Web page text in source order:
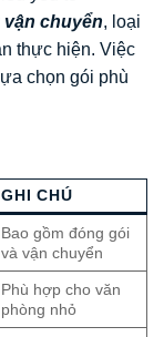
chuyển, loại
thực hiện. Việc
chọn gói phù
GHI CHÚ
Bao gồm đóng gói
và vận chuyển
Phù hợp cho văn
phòng nhỏ